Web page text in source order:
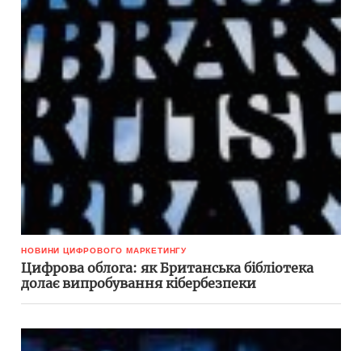
НОВИНИ ЦИФРОВОГО МАРКЕТИНГУ
Цифрова облога: як Британська бібліотека
долає випробування кібербезпеки